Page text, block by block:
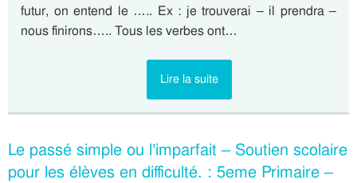
futur, on entend le ….. Ex : je trouverai – il prendra –
nous finirons….. Tous les verbes ont…
Lire la suite
Le passé simple ou l’imparfait – Soutien scolaire
pour les élèves en difficulté. : 5eme Primaire –